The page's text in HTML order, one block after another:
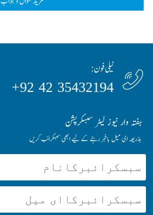
ٹیلی فون:
35432194 42 92+
ہفتہ وار نیوز لیٹر سبسکرپشن
بذریعہ ای میل باخبر رہنے کے لیے ابھی سبسکرائب کریں